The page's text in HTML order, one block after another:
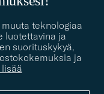
teknologiaa
luotettavina ja
suorituskykyä,
ja
Me autamme sinua